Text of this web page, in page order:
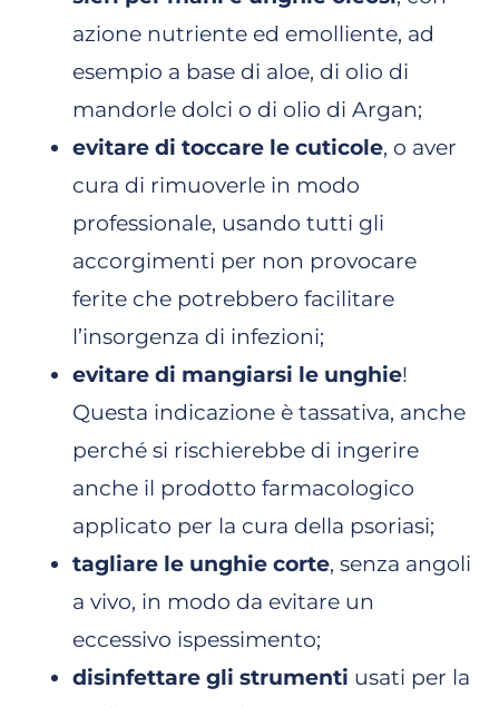
azione nutriente ed emolliente, ad
esempio a base di aloe, di olio di
mandorle dolci o di olio di Argan;
evitare di toccare le cuticole, o aver
cura di rimuoverle in modo
professionale, usando tutti gli
accorgimenti per non provocare
ferite che potrebbero facilitare
l’insorgenza di infezioni;
evitare di mangiarsi le unghie!
Questa indicazione è tassativa, anche
perché si rischierebbe di ingerire
anche il prodotto farmacologico
applicato per la cura della psoriasi;
tagliare le unghie corte, senza angoli
a vivo, in modo da evitare un
eccessivo ispessimento;
disinfettare gli strumenti usati per la